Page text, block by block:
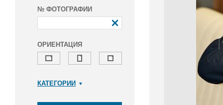
№ ФОТОГРАФИИ
ОРИЕНТАЦИЯ
КАТЕГОРИИ